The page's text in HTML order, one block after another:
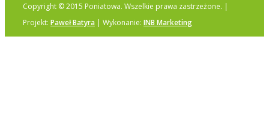
Copyright © 2015 Poniatowa. Wszelkie prawa zastrzeżone. |
Projekt: Paweł Batyra | Wykonanie: INB Marketing